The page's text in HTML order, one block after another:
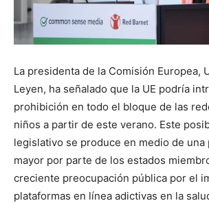
La presidenta de la Comisión Europea,
Leyen, ha señalado que la UE podría
prohibición en todo el bloque de las
niños a partir de este verano. Este
legislativo se produce en medio de una
mayor por parte de los estados
creciente preocupación pública por el
plataformas en línea adictivas en la